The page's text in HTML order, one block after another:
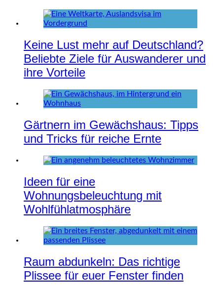
Keine Lust mehr auf Deutschland?
Beliebte Ziele für Auswanderer und
ihre Vorteile
Gärtnern im Gewächshaus: Tipps
und Tricks für reiche Ernte
Ideen für eine
Wohnungsbeleuchtung mit
Wohlfühlatmosphäre
Raum abdunkeln: Das richtige
Plissee für euer Fenster finden